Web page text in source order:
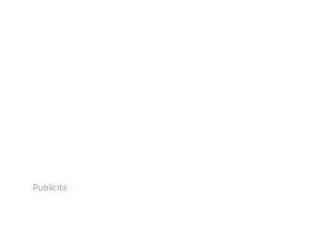
Publicité